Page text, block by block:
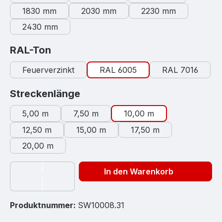
1830 mm 2030 mm
2230 mm
2430 mm
RAL-Ton
Feuerverzinkt RAL 6005 RAL 7016
Streckenlänge
5,00 m 7,50 m
10,00 m
12,50 m
15,00 m
17,50 m
20,00 m
In den Warenkorb
Produktnummer: SW10008.31